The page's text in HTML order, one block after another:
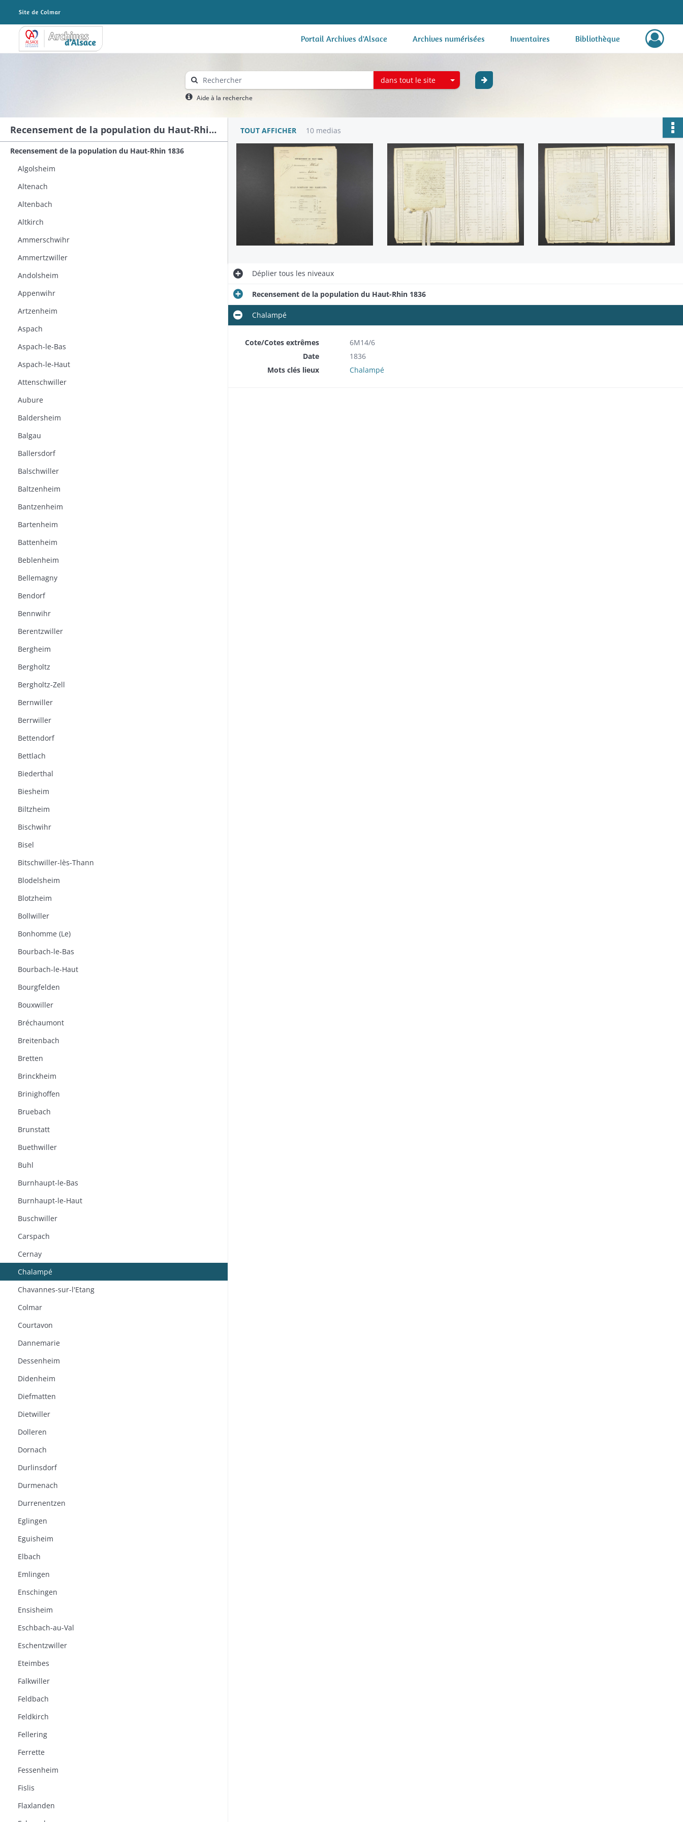
Archives Alsace - Colmar Portail Archives d'Alsace Archives numérisées Inventaires Bibliothèque
dans tout le site
Aide à la recherche
Recensement de la population du Haut-Rhin 1836
Recensement de la population du Haut-Rhin 1836
Algolsheim
Altenach
Altenbach
Altkirch
Ammerschwihr
Ammertzwiller
Andolsheim
Appenwihr
Artzenheim
Aspach
Aspach-le-Bas
Aspach-le-Haut
Attenschwiller
Aubure
Baldersheim
Balgau
Ballersdorf
Balschwiller
Baltzenheim
Bantzenheim
Bartenheim
Battenheim
Beblenheim
Bellemagny
Bendorf
Bennwihr
Berentzwiller
Bergheim
Bergholtz
Bergholtz-Zell
Bernwiller
Berrwiller
Bettendorf
Bettlach
Biederthal
Biesheim
Biltzheim
Bischwihr
Bisel
Bitschwiller-lès-Thann
Blodelsheim
Blotzheim
Bollwiller
Bonhomme (Le)
Bourbach-le-Bas
Bourbach-le-Haut
Bourgfelden
Bouxwiller
Bréchaumont
Breitenbach
Bretten
Brinckheim
Brinighoffen
Bruebach
Brunstatt
Buethwiller
Buhl
Burnhaupt-le-Bas
Burnhaupt-le-Haut
Buschwiller
Carspach
Cernay
Chalampé
Chavannes-sur-l'Etang
Colmar
Courtavon
Dannemarie
Dessenheim
Didenheim
Diefmatten
Dietwiller
Dolleren
Dornach
Durlinsdorf
Durmenach
Durrenentzen
Eglingen
Eguisheim
Elbach
Emlingen
Enschingen
Ensisheim
Eschbach-au-Val
Eschentzwiller
Eteimbes
Falkwiller
Feldbach
Feldkirch
Fellering
Ferrette
Fessenheim
Fislis
Flaxlanden
TOUT AFFICHER 10 medias
Dépliertous les niveaux
Recensement de la population du Haut-Rhin 1836
Chalampé
Cote/Cotes extrêmes
6M14/6
Date
1836
Mots clés lieux
Chalampé